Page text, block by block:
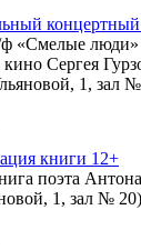
концертный
«Смелые люди»
кино Сергея
1, зал
книги 12+
поэта
1, зал № 20)